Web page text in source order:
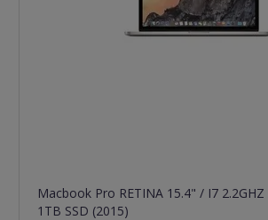
Macbook Pro RETINA 15.4" / I7
1TB SSD (2015)